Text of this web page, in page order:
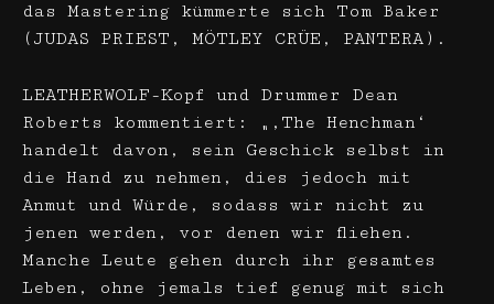
das Mastering kümmerte sich Tom Baker
(JUDAS PRIEST, MÖTLEY CRÜE, PANTERA).
LEATHERWOLF-Kopf und Drummer Dean
Roberts kommentiert: „‚The Henchman‘
handelt davon, sein Geschick selbst in
die Hand zu nehmen, dies jedoch mit
Anmut und Würde, sodass wir nicht zu
jenen werden, vor denen wir fliehen.
Manche Leute gehen durch ihr gesamtes
Leben, ohne jemals tief genug mit sich